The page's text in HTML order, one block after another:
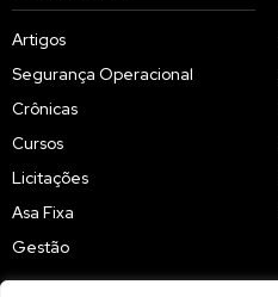
Artigos
Segurança Operacional
Crônicas
Cursos
Licitações
Asa Fixa
Gestão